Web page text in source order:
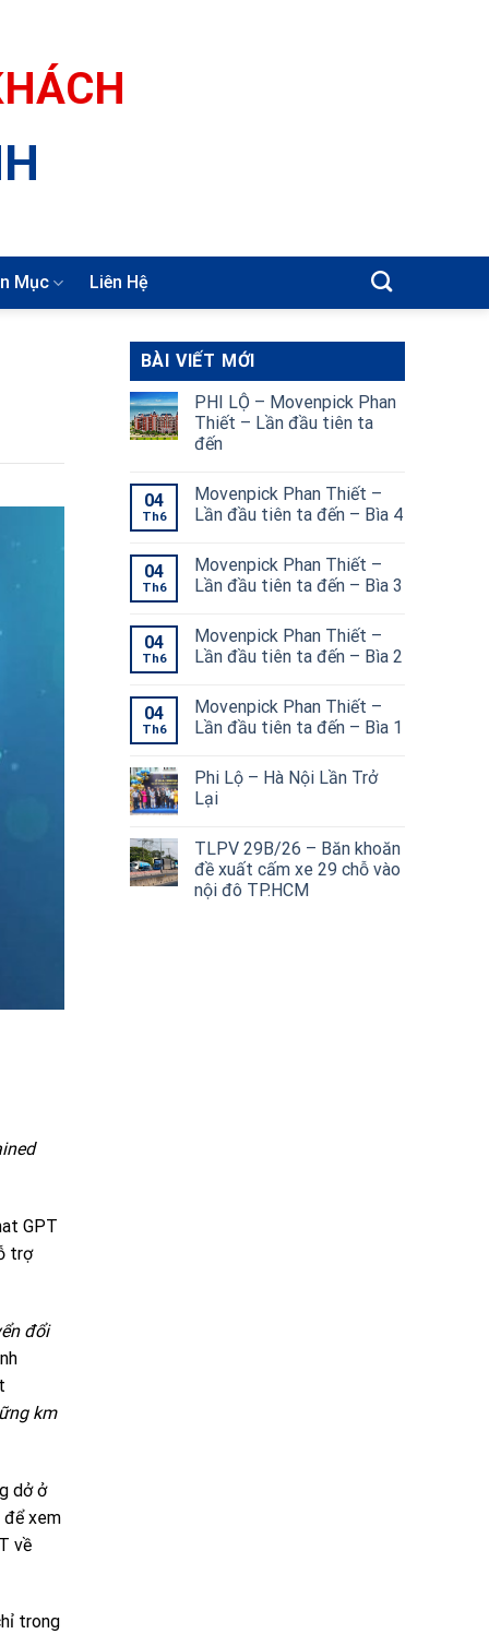
Mục Liên Hệ
GPT
trợ
đổi
km
dở ở
để xem
về
trong
BÀI VIẾT MỚI
PHI LỘ – Movenpick Phan
Thiết – Lần đầu tiên ta
đến
04
Th6
Movenpick Phan Thiết –
Lần đầu tiên ta đến – Bìa 4
04
Th6
Movenpick Phan Thiết –
Lần đầu tiên ta đến – Bìa 3
04
Th6
Movenpick Phan Thiết –
Lần đầu tiên ta đến – Bìa 2
04
Th6
Movenpick Phan Thiết –
Lần đầu tiên ta đến – Bìa 1
Phi Lộ – Hà Nội Lần Trở
Lại
TLPV 29B/26 – Băn khoăn
đề xuất cấm xe 29 chỗ vào
nội đô TP.HCM